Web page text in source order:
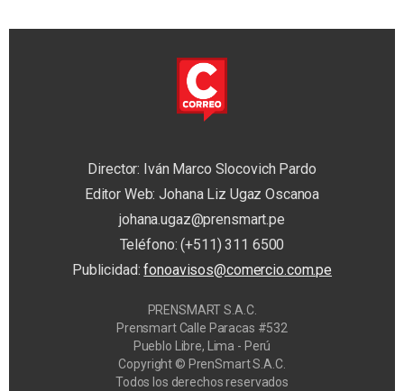
Director: Iván Marco Slocovich Pardo
Editor Web: Johana Liz Ugaz Oscanoa
johana.ugaz@prensmart.pe
Teléfono: (+511) 311 6500
Publicidad:fonoavisos@comercio.com.pe
PRENSMART S.A.C.
Prensmart Calle Paracas #532
Pueblo Libre, Lima - Perú
Copyright © PrenSmart S.A.C.
Todos los derechos reservados